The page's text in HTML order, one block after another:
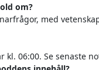
om?
med
kl. 06:00. Se senaste